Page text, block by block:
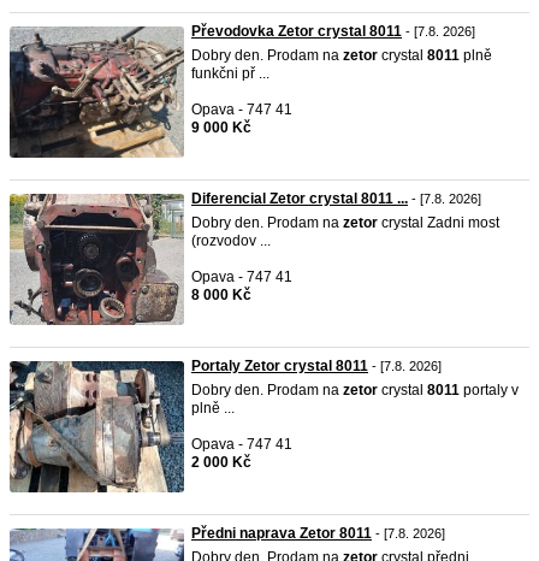
Převodovka Zetor crystal 8011 - [7.8. 2026]
Dobry den. Prodam na zetor crystal 8011 plně
funkčni př ...
Opava - 747 41
9 000 Kč
Diferencial Zetor crystal 8011 ... - [7.8. 2026]
Dobry den. Prodam na zetor crystal Zadni most
(rozvodov ...
Opava - 747 41
8 000 Kč
Portaly Zetor crystal 8011 - [7.8. 2026]
Dobry den. Prodam na zetor crystal 8011 portaly v
plně ...
Opava - 747 41
2 000 Kč
Předni naprava Zetor 8011 - [7.8. 2026]
Dobry den. Prodam na zetor crystal předni